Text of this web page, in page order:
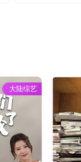
大陆综艺